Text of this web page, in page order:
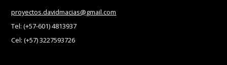
proyectos.davidmacias@gmail.com
Tel: (+57-601) 4813937
Cel: (+57) 3227593726